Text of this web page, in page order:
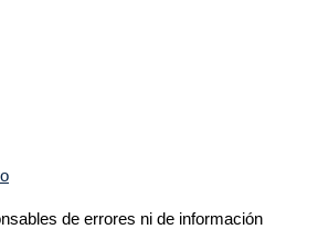
de errores ni de información